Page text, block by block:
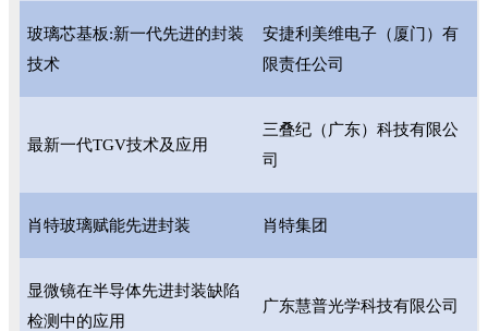
玻璃芯基板:新一代先进的封装
技术
安捷利美维电子（厦门）有
限责任公司
最新一代TGV技术及应用
三叠纪（广东）科技有限公
司
肖特玻璃赋能先进封装 肖特集团
显微镜在半导体先进封装缺陷
检测中的应用
广东慧普光学科技有限公司